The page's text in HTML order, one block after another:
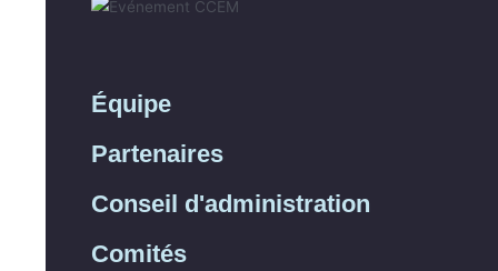
Équipe
Partenaires
Conseil d'administration
Comités